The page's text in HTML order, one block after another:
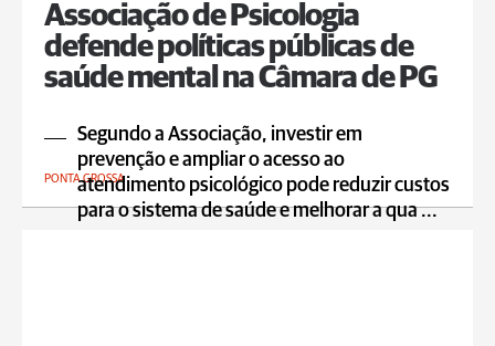
Associação de Psicologia
defende políticas públicas de
saúde mental na Câmara de PG
Segundo a Associação, investir em
prevenção e ampliar o acesso ao
atendimento psicológico pode reduzir custos
para o sistema de saúde e melhorar a qua ...
PONTA GROSSA